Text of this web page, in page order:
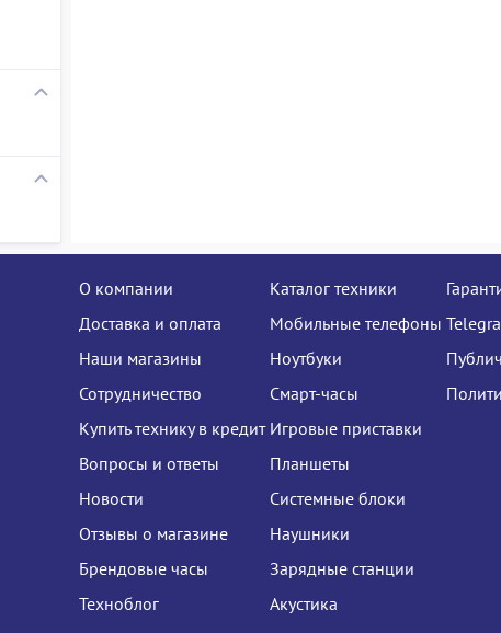
О компании
Доставка и оплата
Наши магазины
Сотрудничество
Купить технику в кредит
Вопросы и ответы
Новости
Отзывы о магазине
Брендовые часы
Техноблог
Каталог техники
Мобильные телефоны
Ноутбуки
Смарт-часы
Игровые приставки
Планшеты
Системные блоки
Наушники
Зарядные станции
Акустика